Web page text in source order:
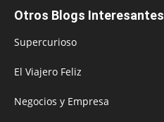
Otros Blogs Interesantes
Supercurioso
El Viajero Feliz
Negocios y Empresa